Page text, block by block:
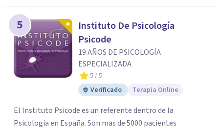
5
Instituto De Psicología
Psicode
19 AÑOS DE PSICOLOGÍA
ESPECIALIZADA
5 / 5
Verificado
Terapia Online
El Instituto Psicode es un referente dentro de la
Psicología en España. Son mas de 5000 pacientes